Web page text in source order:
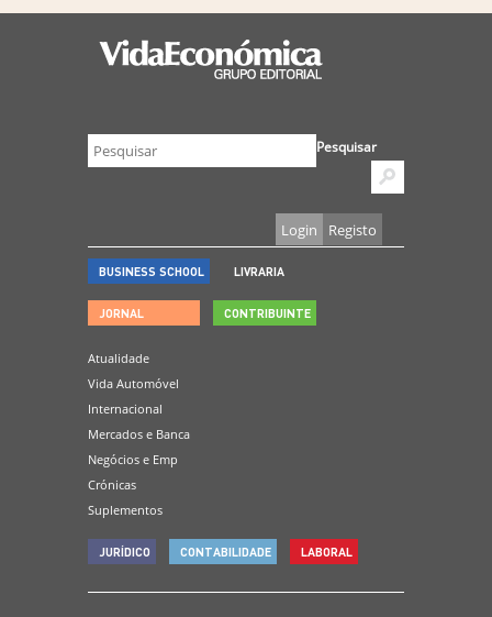
Pesquisar
Login Registo
BUSINESS SCHOOL LIVRARIA
JORNAL
Atualidade
Vida Automóvel
Internacional
Mercados e Banca
Negócios e Emp
Crónicas
Suplementos
CONTRIBUINTE
JURÍDICO CONTABILIDADE LABORAL